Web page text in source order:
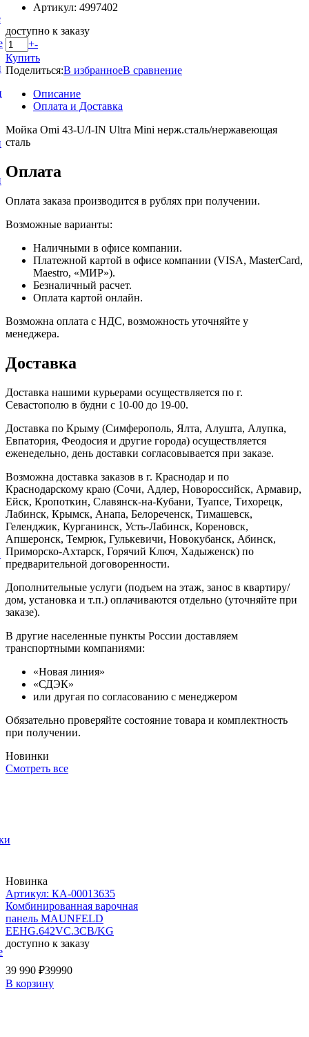
Артикул: 4997402
доступно к заказу
+-
Купить
Поделиться:В избранноеВ сравнение
Описание
Оплата и Доставка
Мойка Omi 43-U/I-IN Ultra Mini нерж.сталь/нержавеющая
сталь
Оплата
Оплата заказа производится в рублях при получении.
Возможные варианты:
Наличными в офисе компании.
Платежной картой в офисе компании (VISA, MasterCard,
Maestro, «МИР»).
Безналичный расчет.
Оплата картой онлайн.
Возможна оплата с НДС, возможность уточняйте у
менеджера.
Доставка
Доставка нашими курьерами осуществляется по г.
Севастополю в будни с 10-00 до 19-00.
Доставка по Крыму (Симферополь, Ялта, Алушта, Алупка,
Евпатория, Феодосия и другие города) осуществляется
еженедельно, день доставки согласовывается при заказе.
Возможна доставка заказов в г. Краснодар и по
Краснодарскому краю (Сочи, Адлер, Новороссийск, Армавир,
Ейск, Кропоткин, Славянск-на-Кубани, Туапсе, Тихорецк,
Лабинск, Крымск, Анапа, Белореченск, Тимашевск,
Геленджик, Курганинск, Усть-Лабинск, Кореновск,
Апшеронск, Темрюк, Гулькевичи, Новокубанск, Абинск,
Приморско-Ахтарск, Горячий Ключ, Хадыженск) по
предварительной договоренности.
Дополнительные услуги (подъем на этаж, занос в квартиру/
дом, установка и т.п.) оплачиваются отдельно (уточняйте при
заказе).
В другие населенные пункты России доставляем
транспортными компаниями:
«Новая линия»
«СДЭК»
или другая по согласованию с менеджером
Обязательно проверяйте состояние товара и комплектность
при получении.
Новинки
Смотреть все
Новинка
Артикул: КА-00013635
Комбинированная варочная
панель MAUNFELD
EEHG.642VC.3CB/KG
доступно к заказу
39 990 ₽39990
В корзину